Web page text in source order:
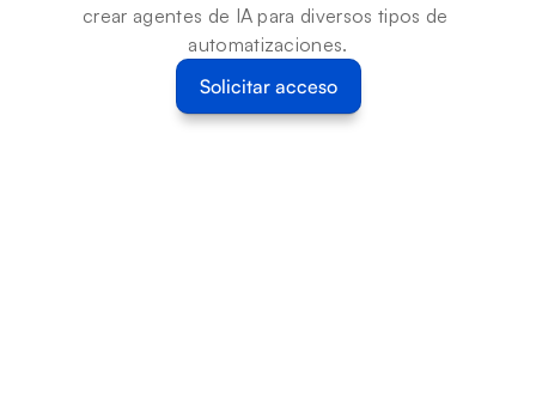
crear agentes de IA para diversos tipos de
automatizaciones.
Solicitar acceso